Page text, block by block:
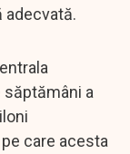
adecvată.
săptămâni a
care acesta